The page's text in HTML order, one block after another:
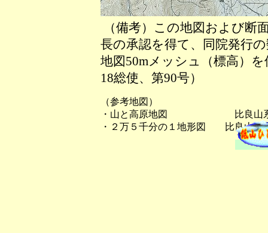
（備考）この地図および断
長の承認を得て、同院発行
地図50mメッシュ（標高）
18総使、第90号）
（参考地図）
・山と高原地図 比良山系
・２万５千分の１地形図 比良山、